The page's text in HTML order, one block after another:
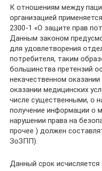
К отношениям между
организацией
2300-1 «О защите прав
Данным законом
для удовлетворения
потребителя, таким
большинства претензий
некачественном
оказании медицинских
числе существенными, о
получение информации о
нарушении права на
прочее ) должен
ЗоЗПП).
Данный срок